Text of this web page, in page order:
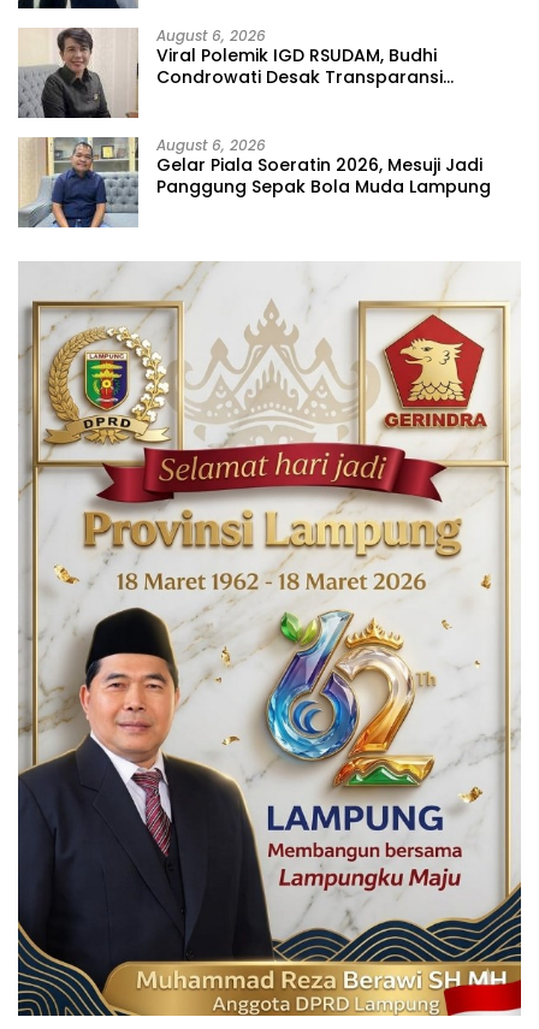
August 6, 2026
Viral Polemik IGD RSUDAM, Budhi
Condrowati Desak Transparansi
August 6, 2026
Gelar Piala Soeratin 2026, Mesuji Jadi
Panggung Sepak Bola Muda Lampung